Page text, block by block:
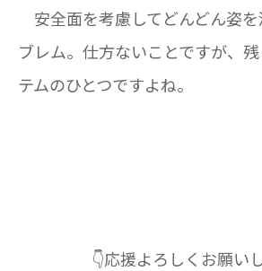
安全面を考慮してどんどん姿
ブレム。仕方ないことですが、
テムのひとつですよね。
👇応援よろしくお願い